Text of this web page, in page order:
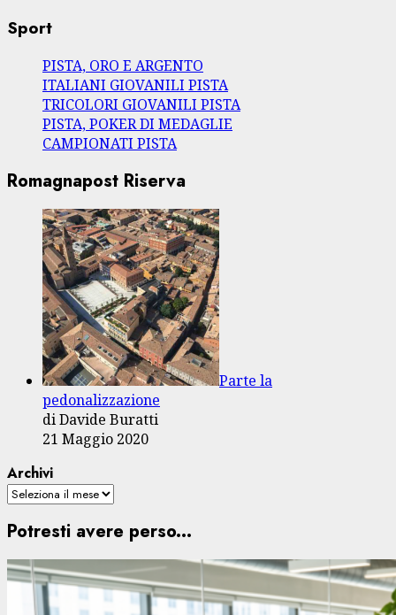
Sport
PISTA, ORO E ARGENTO
ITALIANI GIOVANILI PISTA
TRICOLORI GIOVANILI PISTA
PISTA, POKER DI MEDAGLIE
CAMPIONATI PISTA
Romagnapost Riserva
Parte la
pedonalizzazione
di Davide Buratti
21 Maggio 2020
Archivi
Potresti avere perso...